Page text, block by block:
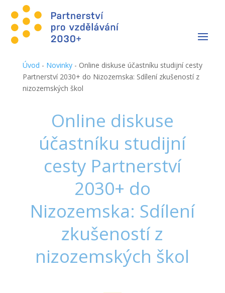
Úvod - Novinky- Online diskuse účastníku studijní cesty
Partnerství 2030+ do Nizozemska: Sdílení zkušeností z
nizozemských škol
Online diskuse
účastníku studijní
cesty Partnerství
2030+ do
Nizozemska: Sdílení
zkušeností z
nizozemských škol